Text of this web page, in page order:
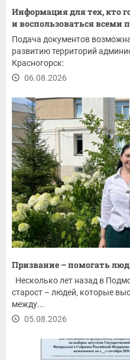
Информация для тех, кто
и воспользоваться
Подача документов
развитию территорий
Красногорск:
06.08.2026
Призвание – помогать
Несколько лет назад в
старост – людей, которые
между...
05.08.2026